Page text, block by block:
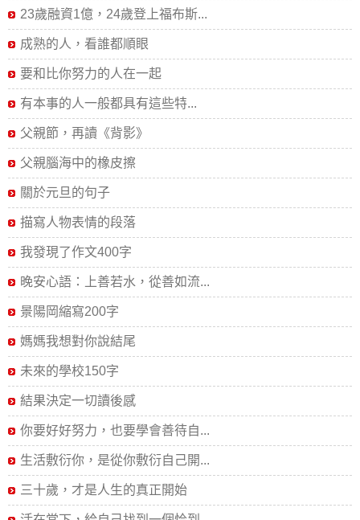
23歲融資1億，24歲登上福布斯...
成熟的人，看誰都順眼
要和比你努力的人在一起
有本事的人一般都具有這些特...
父親節，再讀《背影》
父親腦海中的橡皮擦
關於元旦的句子
描寫人物表情的段落
我發現了作文400字
晚安心語：上善若水，從善如流...
景陽岡縮寫200字
媽媽我想對你說結尾
未來的學校150字
結果決定一切讀後感
你要好好努力，也要學會善待自...
生活敷衍你，是從你敷衍自己開...
三十歲，才是人生的真正開始